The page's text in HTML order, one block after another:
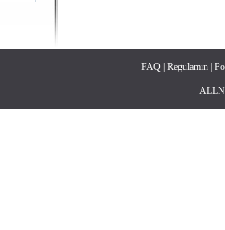
FAQ| Regulamin|